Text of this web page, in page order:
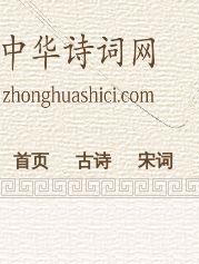
首页 古诗 宋词